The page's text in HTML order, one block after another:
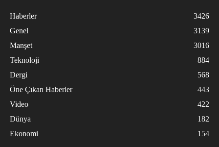
Haberler
3426
Genel
3139
Manşet
3016
Teknoloji
884
Dergi
568
Öne Çıkan Haberler
443
Video
422
Dünya
182
Ekonomi
154